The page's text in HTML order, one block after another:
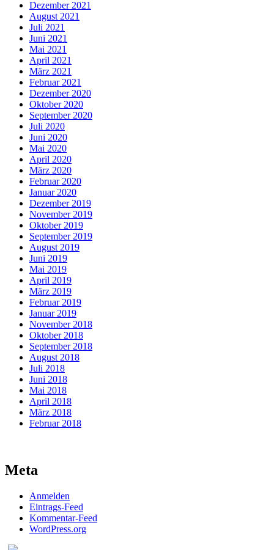
Dezember 2021
August 2021
Juli 2021
Juni 2021
Mai 2021
April 2021
März 2021
Februar 2021
Dezember 2020
Oktober 2020
September 2020
Juli 2020
Juni 2020
Mai 2020
April 2020
März 2020
Februar 2020
Januar 2020
Dezember 2019
November 2019
Oktober 2019
September 2019
August 2019
Juni 2019
Mai 2019
April 2019
März 2019
Februar 2019
Januar 2019
November 2018
Oktober 2018
September 2018
August 2018
Juli 2018
Juni 2018
Mai 2018
April 2018
März 2018
Februar 2018
Meta
Anmelden
Eintrags-Feed
Kommentar-Feed
WordPress.org